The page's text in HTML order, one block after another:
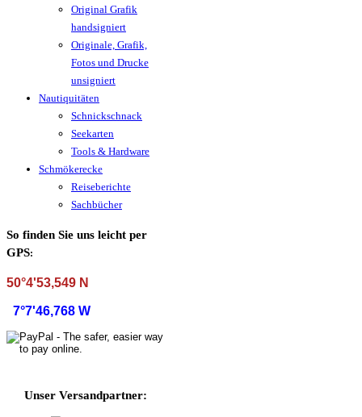
Original Grafik
handsigniert
Originale, Grafik,
Fotos und Drucke
unsigniert
Nautiquitäten
Schnickschnack
Seekarten
Tools & Hardware
Schmökerecke
Reiseberichte
Sachbücher
So finden Sie uns leicht per
GPS:
50°4'53,549 N
7°7'46,768 W
Unser Versandpartner: